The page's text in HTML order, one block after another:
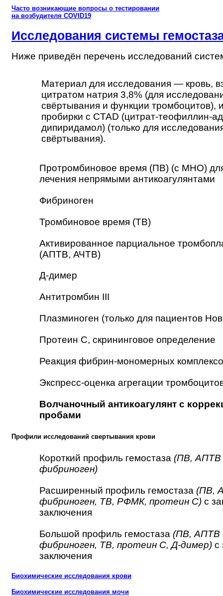
Часто возникающие вопросы о тестировании
на возбудителя COVID19
Исследования системы
Ниже приведён перечень исследований
Материал для исследования — кровь,
цитратом натрия 3,8% (для
свёртывания и функции тромбоцитов),
пробирки с CTAD (цитрат-теофиллин-
дипиридамол) (только для
свёртывания).
Протромбиновое время (ПВ) (с МНО)
лечения непрямыми антикоагулянтами
Фибриноген
Тромбиновое время (ТВ)
Активированное парциальное
(АПТВ, АЧТВ)
Д-димер
Антитромбин III
Плазминоген (только для пациентов
Протеин C, скрининговое определение
Реакция фибрин-мономерных
Экспресс-оценка агрегации
Волчаночный антикоагулянт с
пробами
Профили исследований свертывания крови
Короткий профиль гемостаза (ПВ, АПТВ
фибриноген)
Расширенный профиль гемостаза (ПВ,
фибриноген, ТВ, РФМК, протеин C) с
заключения
Большой профиль гемостаза (ПВ, АПТВ
фибриноген, ТВ, протеин С, Д-димер) с
заключения
Биохимические исследования крови
Биохимические исследования мочи